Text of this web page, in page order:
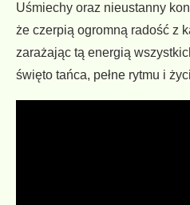
Uśmiechy oraz nieustanny
że czerpią ogromną radość z
zarażając tą energią
święto tańca, pełne rytmu i